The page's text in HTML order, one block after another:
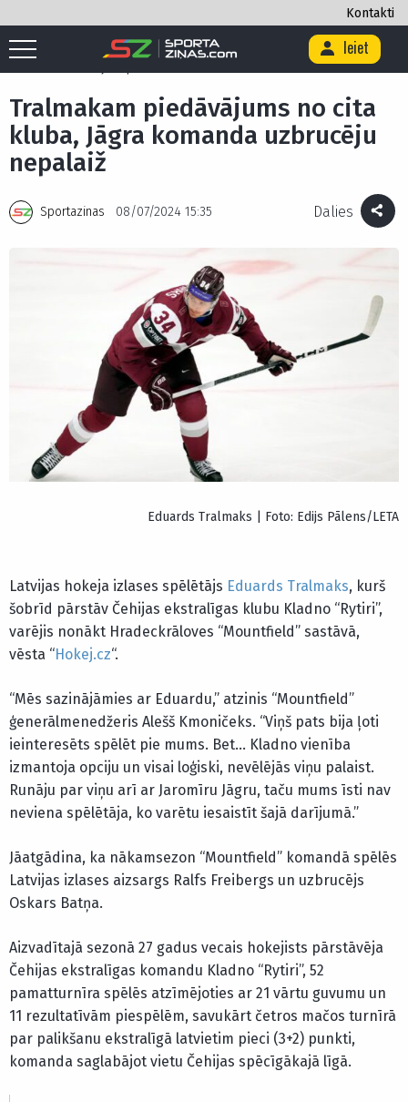
Kontakti
Ieiet
Sākums / Tralmakam piedāvājums no cita kluba, Jāgra
Tralmakam piedāvājums no cita
kluba, Jāgra komanda uzbrucēju
nepalaiž
Sportazinas 08/07/2024 15:35 Dalies
Eduards Tralmaks | Foto: Edijs Pālens/LETA
Latvijas hokeja izlases spēlētājs Eduards Tralmaks, kurš
šobrīd pārstāv Čehijas ekstralīgas klubu Kladno “Rytiri”,
varējis nonākt Hradeckrāloves “Mountfield” sastāvā,
vēsta “Hokej.cz“.
“Mēs sazinājāmies ar Eduardu,” atzinis “Mountfield”
ģenerālmenedžeris Alešš Kmoničeks. “Viņš pats bija ļoti
ieinteresēts spēlēt pie mums. Bet… Kladno vienība
izmantoja opciju un visai loģiski, nevēlējās viņu palaist.
Runāju par viņu arī ar Jaromīru Jāgru, taču mums īsti nav
neviena spēlētāja, ko varētu iesaistīt šajā darījumā.”
Jāatgādina, ka nākamsezon “Mountfield” komandā spēlēs
Latvijas izlases aizsargs Ralfs Freibergs un uzbrucējs
Oskars Batņa.
Aizvadītajā sezonā 27 gadus vecais hokejists pārstāvēja
Čehijas ekstralīgas komandu Kladno “Rytiri”, 52
pamatturnīra spēlēs atzīmējoties ar 21 vārtu guvumu un
11 rezultatīvām piespēlēm, savukārt četros mačos turnīrā
par palikšanu ekstralīgā latvietim pieci (3+2) punkti,
komanda saglabājot vietu Čehijas spēcīgākajā līgā.